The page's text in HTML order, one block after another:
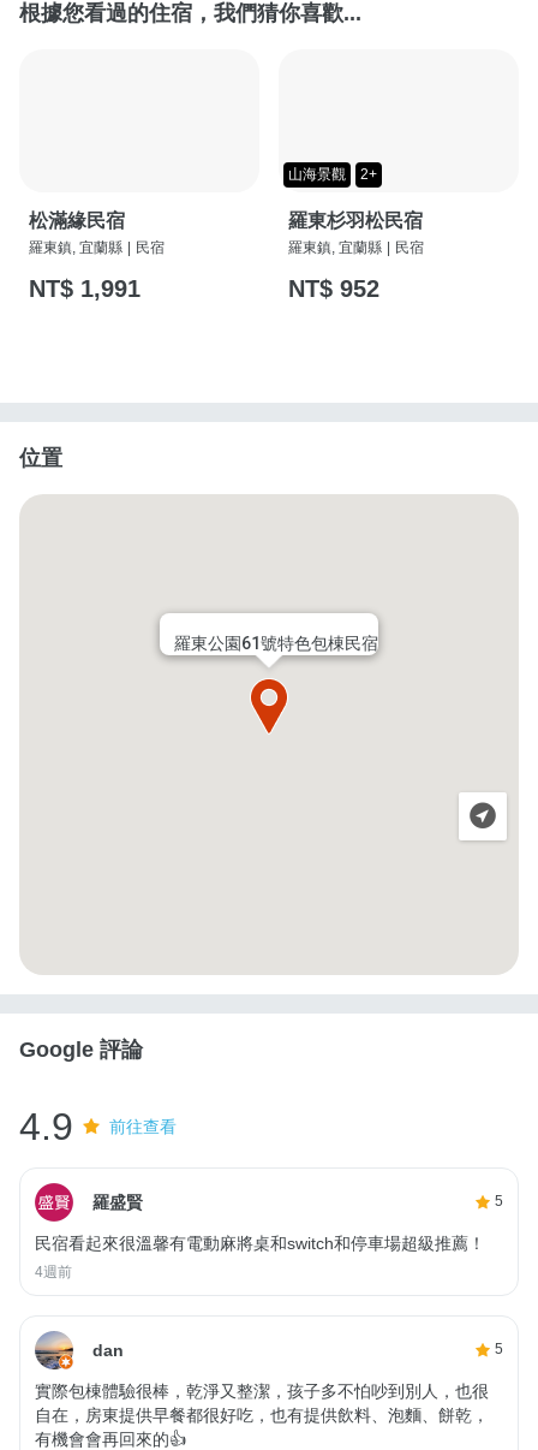
根據您看過的住宿，我們猜你喜歡...
松滿緣民宿
羅東鎮, 宜蘭縣 | 民宿
NT$ 1,991
山海景觀 2+
羅東杉羽松民宿
羅東鎮, 宜蘭縣 | 民宿
NT$ 952
位置
羅東公園61號特色包棟民宿
Google 評論
4.9 前往查看
羅盛賢 5
民宿看起來很溫馨有電動麻將桌和switch和停車場超級推薦！
4週前
dan 5
實際包棟體驗很棒，乾淨又整潔，孩子多不怕吵到別人，也很
自在，房東提供早餐都很好吃，也有提供飲料、泡麵、餅乾，
有機會會再回來的👍